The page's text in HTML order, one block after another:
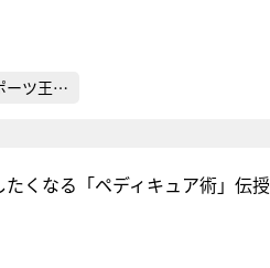
ーツ王…
くなる「ペディキュア術」伝授